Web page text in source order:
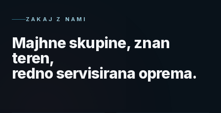
ZAKAJ Z NAMI
Majhne skupine, znan
teren,
redno servisirana oprema.